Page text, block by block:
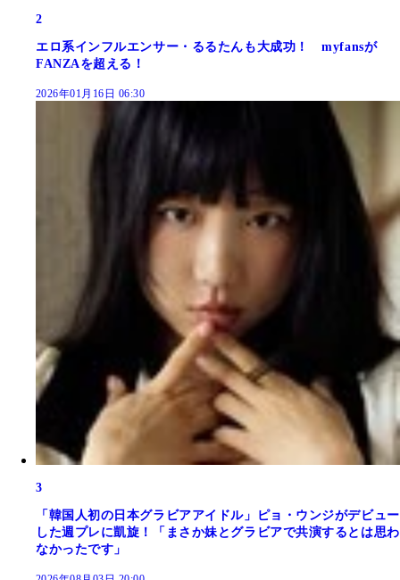
2
エロ系インフルエンサー・るるたんも大成功！ myfansが
FANZAを超える！
2026年01月16日 06:30
3
「韓国人初の日本グラビアアイドル」ピョ・ウンジがデビュー
した週プレに凱旋！「まさか妹とグラビアで共演するとは思わ
なかったです」